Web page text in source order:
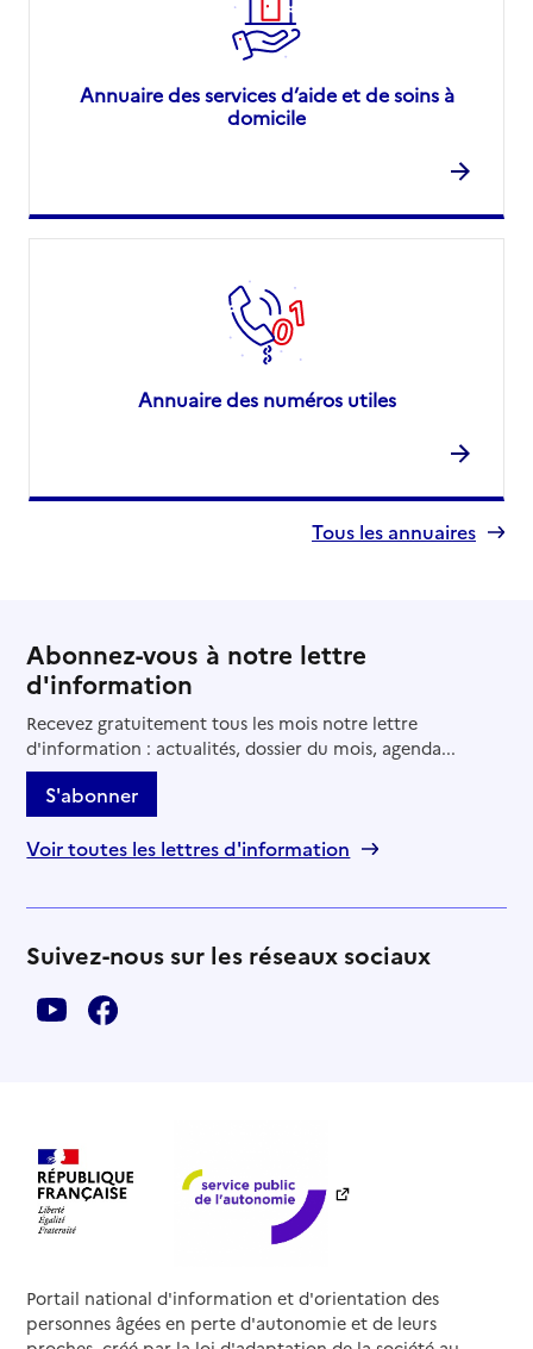
Annuaire des services d’aide et de soins à
domicile
Annuaire des numéros utiles
Tous les annuaires
Abonnez-vous à notre lettre
d'information
Recevez gratuitement tous les mois notre lettre
d'information : actualités, dossier du mois, agenda...
S'abonner
Voir toutes les lettres d'information
Suivez-nous sur les réseaux sociaux
Portail national d'information et d'orientation des
personnes âgées en perte d'autonomie et de leurs